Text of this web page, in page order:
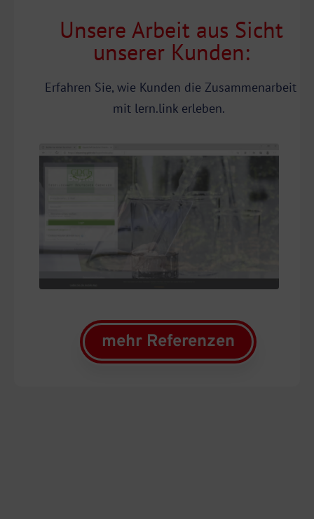
Unsere Arbeit aus Sicht
unserer Kunden:
Erfahren Sie, wie Kunden die Zusammenarbeit
mit lern.link erleben.
mehr Referenzen